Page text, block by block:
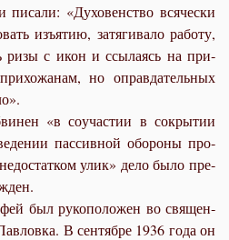
пи­са­ли: «Ду­хо­вен­ство вся­че­ски
изъ­я­тию, за­тя­ги­ва­ло ра­бо­ту,
ри­зы с икон и ссы­ла­ясь на при­
но оправ­да­тель­ных
«в со­уча­стии в со­кры­тии
пас­сив­ной обо­ро­ны про­
улик» де­ло бы­ло пре­
был ру­ко­по­ло­жен во свя­щен­
В сен­тяб­ре 1936 го­да он